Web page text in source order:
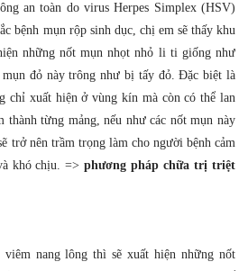
an toàn do virus Herpes Simplex (HSV)
bệnh mụn rộp sinh dục, chị em sẽ thấy khu
những nốt mụn nhọt nhỏ li ti giống như
đỏ này trông như bị tấy đỏ. Đặc biệt là
chỉ xuất hiện ở vùng kín mà còn có thể lan
thành từng mảng, nếu như các nốt mụn này
trở nên trầm trọng làm cho người bệnh cảm
khó chịu. =>phương pháp chữa trị triệt
nang lông thì sẽ xuất hiện những nốt